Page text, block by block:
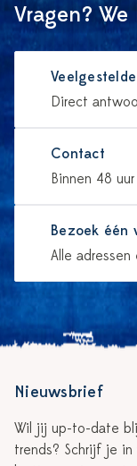
Vragen?
Direct
Contact
Binnen 48
Bezoek één
Alle
Nieuwsbrief
Wil jij up-to-date
trends? Schrijf je